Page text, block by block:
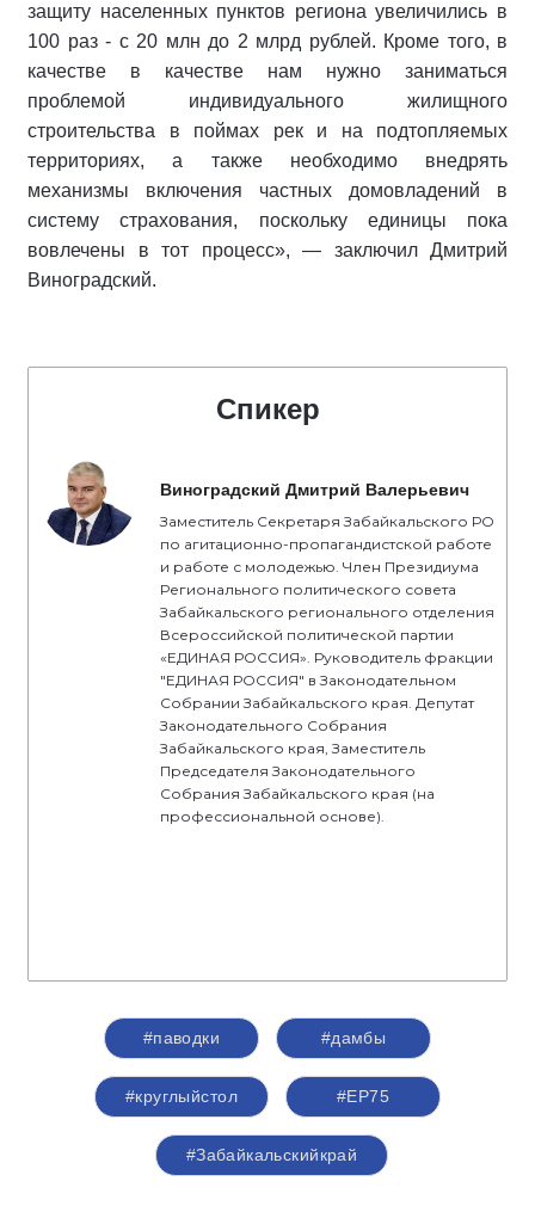
защиту населенных пунктов региона увеличились в
100 раз - с 20 млн до 2 млрд рублей. Кроме того, в
качестве в качестве нам нужно заниматься
проблемой индивидуального жилищного
строительства в поймах рек и на подтопляемых
территориях, а также необходимо внедрять
механизмы включения частных домовладений в
систему страхования, поскольку единицы пока
вовлечены в тот процесс», — заключил Дмитрий
Виноградский.
Спикер
Виноградский Дмитрий Валерьевич
Заместитель Секретаря Забайкальского РО
по агитационно-пропагандистской работе
и работе с молодежью. Член Президиума
Регионального политического совета
Забайкальского регионального отделения
Всероссийской политической партии
«ЕДИНАЯ РОССИЯ». Руководитель фракции
"ЕДИНАЯ РОССИЯ" в Законодательном
Собрании Забайкальского края. Депутат
Законодательного Собрания
Забайкальского края, Заместитель
Председателя Законодательного
Собрания Забайкальского края (на
профессиональной основе).
#паводки #дамбы
#круглыйстол #ЕР75
#Забайкальскийкрай